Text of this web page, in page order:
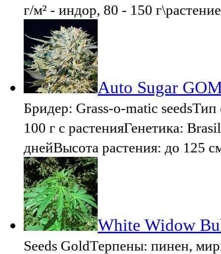
г/м² - индор, 80 - 150
Auto Sugar
Бридер: Grass-o-matic
100 г с растенияГенетика:
днейВысота растения: до 125
White Widow
Seeds GoldТерпены: пинен,